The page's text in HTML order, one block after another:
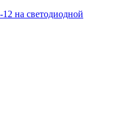
на светодиодной